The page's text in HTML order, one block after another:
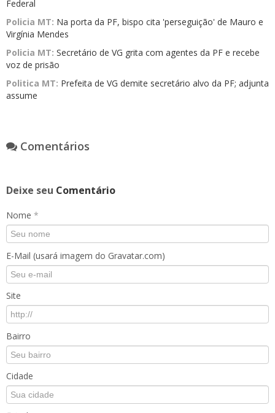
Federal
Policia MT: Na porta da PF, bispo cita 'perseguição' de Mauro e
Virgínia Mendes
Policia MT: Secretário de VG grita com agentes da PF e recebe
voz de prisão
Politica MT: Prefeita de VG demite secretário alvo da PF; adjunta
assume
Comentários
Deixe seu Comentário
Nome *
E-Mail (usará imagem do Gravatar.com)
Site
Bairro
Cidade